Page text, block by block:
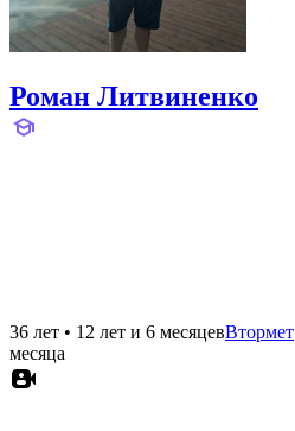
Роман Литвиненко
36 лет • 12 лет и 6 месяцевВтормет
месяца